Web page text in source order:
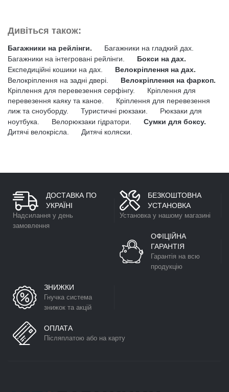
Дивіться також:
Багажники на рейлінги.
Багажники на гладкий дах.
Багажники на інтегровані рейлінги.
Бокси на дах.
Експедиційні кошики на дах.
Велокріплення на дах.
Велокріплення на задні двері.
Велокріплення на фаркоп.
Кріплення для перевезення серфінгу.
Кріплення для
перевезення каяку та каное.
Кріплення для перевезення
лиж та сноуборду.
Туристичні рюкзаки.
Рюкзаки для
ноутбука.
Велорюкзаки гідратори.
Сумки для боксу.
Дитячі велокрісла.
Дитячі коляски.
ДОСТАВКА ПО
УКРАЇНІ
Надсилання у день
замовлення
БЕЗКОШТОВНА
УСТАНОВКА
Установка у нашому магазині
ОФІЦІЙНА
ГАРАНТІЯ
Гарантія на всю
продукцію
ЗНИЖКИ
Гнучка система
знижок та акцій
ОПЛАТА
Післяплатою або на карту